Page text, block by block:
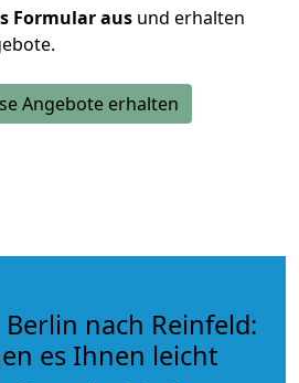
Formular aus und erhalten
Angebote erhalten
nach Reinfeld:
es Ihnen leicht